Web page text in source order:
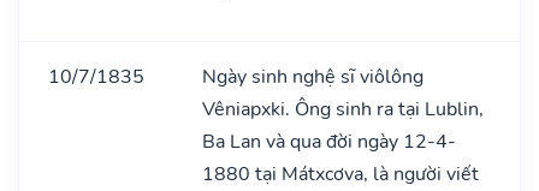
10/7/1835
Ngày sinh nghệ sĩ viôlông
Vêniapxki. Ông sinh ra tại Lublin,
Ba Lan và qua đời ngày 12-4-
1880 tại Mátxcơva, là người viết